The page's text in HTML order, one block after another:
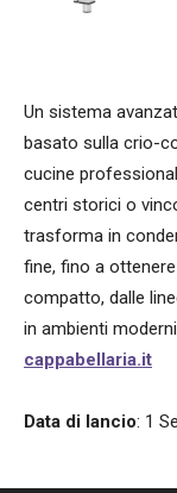
Un sistema
basato sulla crio-
cucine
centri storici o
trasforma in
fine, fino a
compatto, dalle
in ambienti
cappabellaria.it
Data di lancio: 1